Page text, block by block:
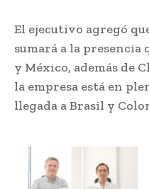
El ejecutivo agregó
sumará a la presencia
y México, además de
la empresa está en
llegada a Brasil y